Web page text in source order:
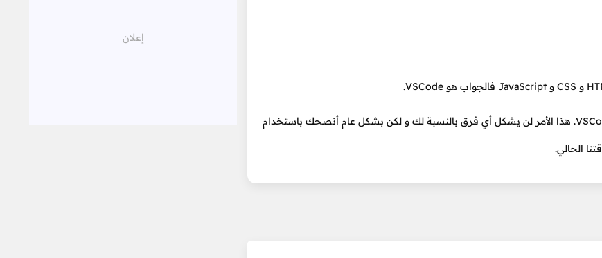
و بالتأكيد يمكنك استخدام أي برنامج آخر تريده إن لم ترد استخدام VSCode. هذا الأمر لن يشكل أي فرق بالنسبة لك و لكن بشكل عام أنصحك باستخدام